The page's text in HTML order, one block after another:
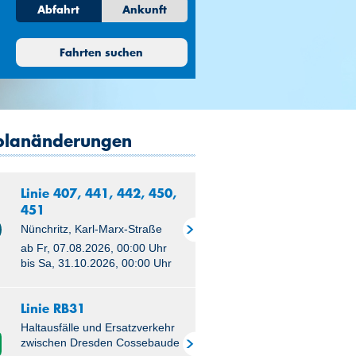
Fr Sa So
31 1 2
7 8 9
20 21 22 23
27 28
3 4 5 6
05:00
05:30
07:30
08:30
09:00
09:30
11:00
Abfahrt Ankunft
Fahrten suchen
Linie 407, 441, 442, 450,
451
Nünchritz, Karl-Marx-Straße
ab Fr, 07.08.2026, 00:00 Uhr
bis Sa, 31.10.2026, 00:00 Uhr
Linie RB31
Haltausfälle und Ersatzverkehr
zwischen Dresden Cossebaude